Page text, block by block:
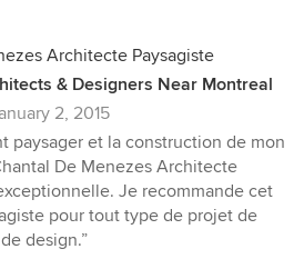
Architecte Paysagiste
& Designers Near Montreal
2, 2015
paysager et la construction de mon
De Menezes Architecte
Je recommande cet
pour tout type de projet de
design.”